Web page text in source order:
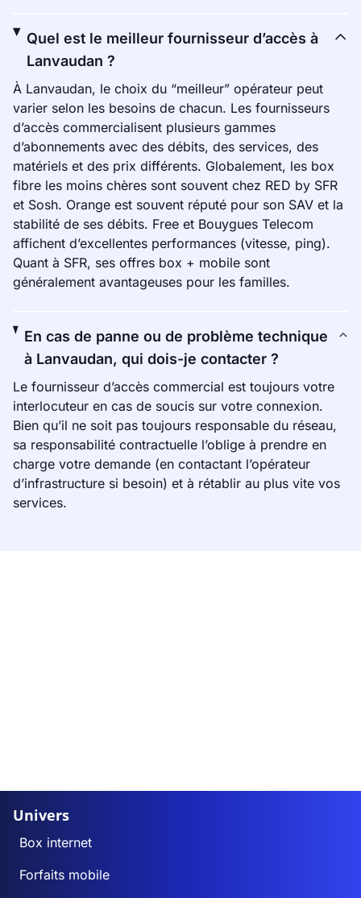
Quel est le meilleur fournisseur d’accès à
Lanvaudan ?
À Lanvaudan, le choix du “meilleur” opérateur peut
varier selon les besoins de chacun. Les fournisseurs
d’accès commercialisent plusieurs gammes
d’abonnements avec des débits, des services, des
matériels et des prix différents. Globalement, les box
fibre les moins chères sont souvent chez RED by SFR
et Sosh. Orange est souvent réputé pour son SAV et la
stabilité de ses débits. Free et Bouygues Telecom
affichent d’excellentes performances (vitesse, ping).
Quant à SFR, ses offres box + mobile sont
généralement avantageuses pour les familles.
En cas de panne ou de problème technique
à Lanvaudan, qui dois-je contacter ?
Le fournisseur d’accès commercial est toujours votre
interlocuteur en cas de soucis sur votre connexion.
Bien qu’il ne soit pas toujours responsable du réseau,
sa responsabilité contractuelle l’oblige à prendre en
charge votre demande (en contactant l’opérateur
d’infrastructure si besoin) et à rétablir au plus vite vos
services.
Univers
Box internet
Forfaits mobile